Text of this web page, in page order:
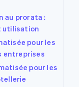
au prorata :
utilisation
pour les
entreprises
pour les